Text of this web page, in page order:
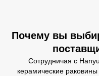
Почему вы
Сотрудничая с
керамические раковины